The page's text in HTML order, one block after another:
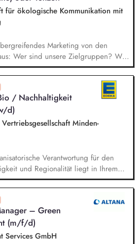
(NSHV),
am Standort.
Du steuerst AC-Projekte von
(Zeit, Budget,
für ökologische Kommunikation mit
Marketing von den
Wer sind unsere Zielgruppen? Was
wir sie? Du gehst in Verbindung
und entwickelst daraus
Maßnahmen und neue Formate.
und ziehst daraus selbstständig
das operative Marketing für
BIO, Slow Food Magazin und
Social Media, Website,
Abstimmung mit Vertrieb und
/ Nachhaltigkeit
d)
Minden-
Verantwortung für den
und Regionalität liegt in Ihrem
Ideen bringen Sie aktiv ein,
kreativ mit und treiben die
des Bereichs mit analytischem
und Nachhaltigkeitsstrategien
setzen Impulse für ein
und stellen dabei sicher, dass
– Green
(m/f/d)
Services GmbH